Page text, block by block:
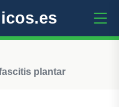
plantar